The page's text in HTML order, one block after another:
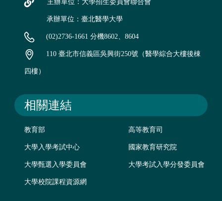
主辦單位：大學招生委員會聯合會
承辦單位：臺北醫學大學
(02)2736-1661 分機8602、8604
110 臺北市信義區吳興街250號（醫學綜合大樓後棟
四樓）
相關連結
教育部 高等教育司
大學入學考試中心 國家教育研究院
大學甄選入學委員會 大學考試入學分發委員會
大學校院課程資源網